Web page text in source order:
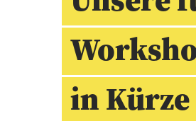
in Kürze